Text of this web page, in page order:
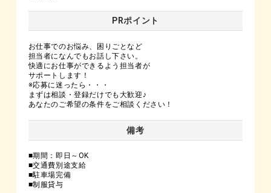
PRポイント
お仕事でのお悩み、困りごとなど
担当者になんでもお話し下さい。
快適にお仕事ができるよう担当者が
サポートします！
※応募に迷ったら・・・
まずは相談・登録だけでも大歓迎♪
あなたのご希望の条件をご相談ください！
備考
■期間：即日～OK
■交通費別途支給
■駐車場完備
■制服貸与